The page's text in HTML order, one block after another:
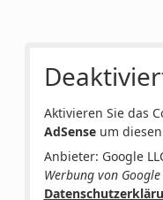
Aktivieren Sie das
AdSenseum
Anbieter: Google
Werbung von Google